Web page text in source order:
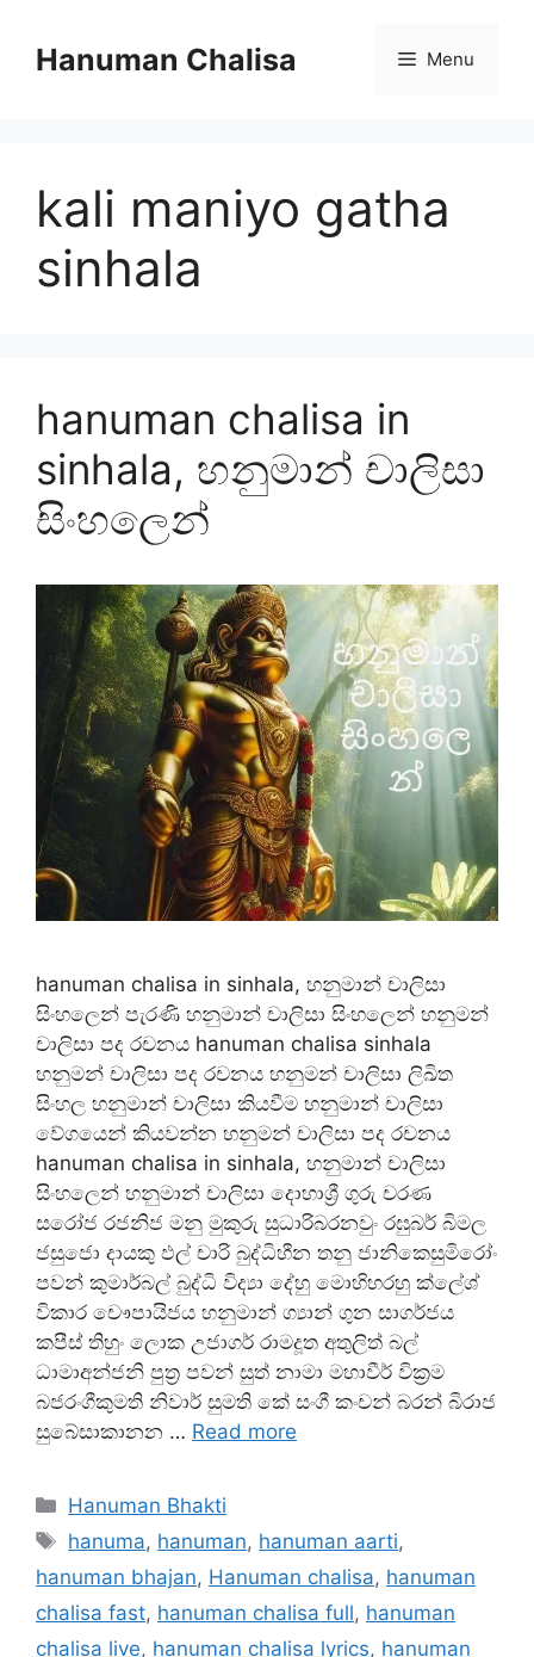
contentHanuman Chalisa Menu
kali maniyo gatha
sinhala
hanuman chalisa in
sinhala, හනුමාන් චාලිසා
සිංහලෙන්
hanuman chalisa in sinhala, හනුමාන් චාලිසා
සිංහලෙන් පැරණි හනුමාන් චාලිසා සිංහලෙන් හනුමන්
චාලිසා පද රචනය hanuman chalisa sinhala
හනුමන් චාලිසා පද රචනය හනුමන් චාලිසා ලිඛිත
සිංහල හනුමාන් චාලිසා කියවීම හනුමාන් චාලිසා
වේගයෙන් කියවන්න හනුමන් චාලිසා පද රචනය
hanuman chalisa in sinhala, හනුමාන් චාලිසා
සිංහලෙන් හනුමාන් චාලිසා දොහාශ්‍රී ගුරු චරණ
සරෝජ රජනිජ මනු මුකුරු සුධාරිබරනවුං රඝුබර් බිමල
ජසුජො දායකු ඵල් චාරි බුද්ධිහීන තනු ජානිකෙසුමිරෝං
පවන් කුමාර්බල් බුද්ධි විද්‍යා දේහු මොහිහරහු ක්ලේශ්
විකාර චෞපායිජය හනුමාන් ග්‍යාන් ගුන සාගර්ජය
කපීස් තිහුං ලොක උජාගර් රාමදූත අතුලිත් බල්
ධාමාඅන්ජනි පුත්‍ර පවන් සුත් නාමා මහාවීර් වික්‍රම
බජරංගීකුමති නිවාර් සුමති කේ සංගී කංචන් බරන් බිරාජ
සුබේසාකානන … Read more
Categories
Hanuman Bhakti
Tags
hanuma, hanuman, hanuman aarti,
hanuman bhajan, Hanuman chalisa, hanuman
chalisa fast, hanuman chalisa full, hanuman
chalisa live, hanuman chalisa lyrics, hanuman